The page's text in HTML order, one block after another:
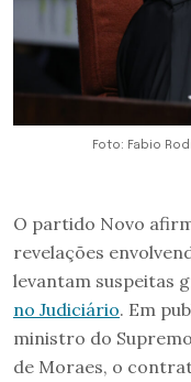
Foto: Fabio
O partido Novo
revelações
levantam suspeitas
no Judiciário. Em
ministro do
de Moraes, o